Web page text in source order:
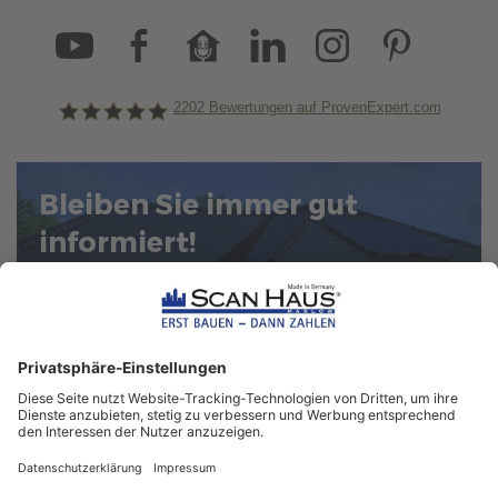
2202Bewertungen auf ProvenExpert.com
Bleiben Sie immer gut
informiert!
Aktuelle News rund um ScanHaus &
das Thema Hausbau
Sofort informiert über neue Artikel
in unserem Hausbau-Ratgeber